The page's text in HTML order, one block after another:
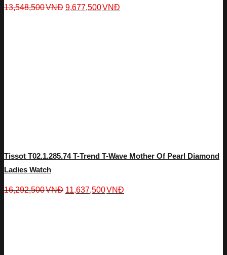
13,548,500VNĐ 9,677,500VNĐ
Tissot T02.1.285.74 T-Trend T-Wave Mother Of Pearl Diamond
Ladies Watch
16,292,500VNĐ 11,637,500VNĐ